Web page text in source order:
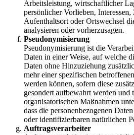
Arbeitsleistung, wirtschaftlicher
persönlicher Vorlieben,
Aufenthaltsort oder Ortswechsel
analysieren oder vorherzusagen.
Pseudonymisierung
Pseudonymisierung ist die
Daten in einer Weise, auf welche
Daten ohne Hinzuziehung
mehr einer spezifischen
werden können, sofern diese
gesondert aufbewahrt werden und
organisatorischen Maßnahmen
dass die personenbezogenen
oder identifizierbaren natürlichen
Auftragsverarbeiter